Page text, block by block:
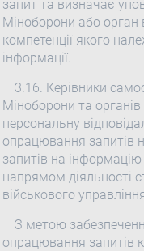
запит та визначає
Міноборони або орган
компетенції якого
інформації.
3.16. Керівники
Міноборони та органів
персональну
опрацювання запитів
запитів на
напрямом діяльності
військового
З метою
опрацювання запитів